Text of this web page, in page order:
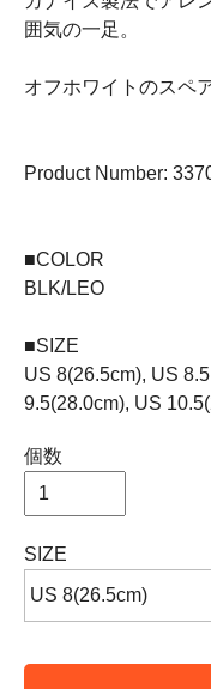
囲気の一足。
オフホワイトのスペ
Product Number:
■COLOR
BLK/LEO
■SIZE
US 8(26.5cm), US
9.5(28.0cm), US
個数
SIZE